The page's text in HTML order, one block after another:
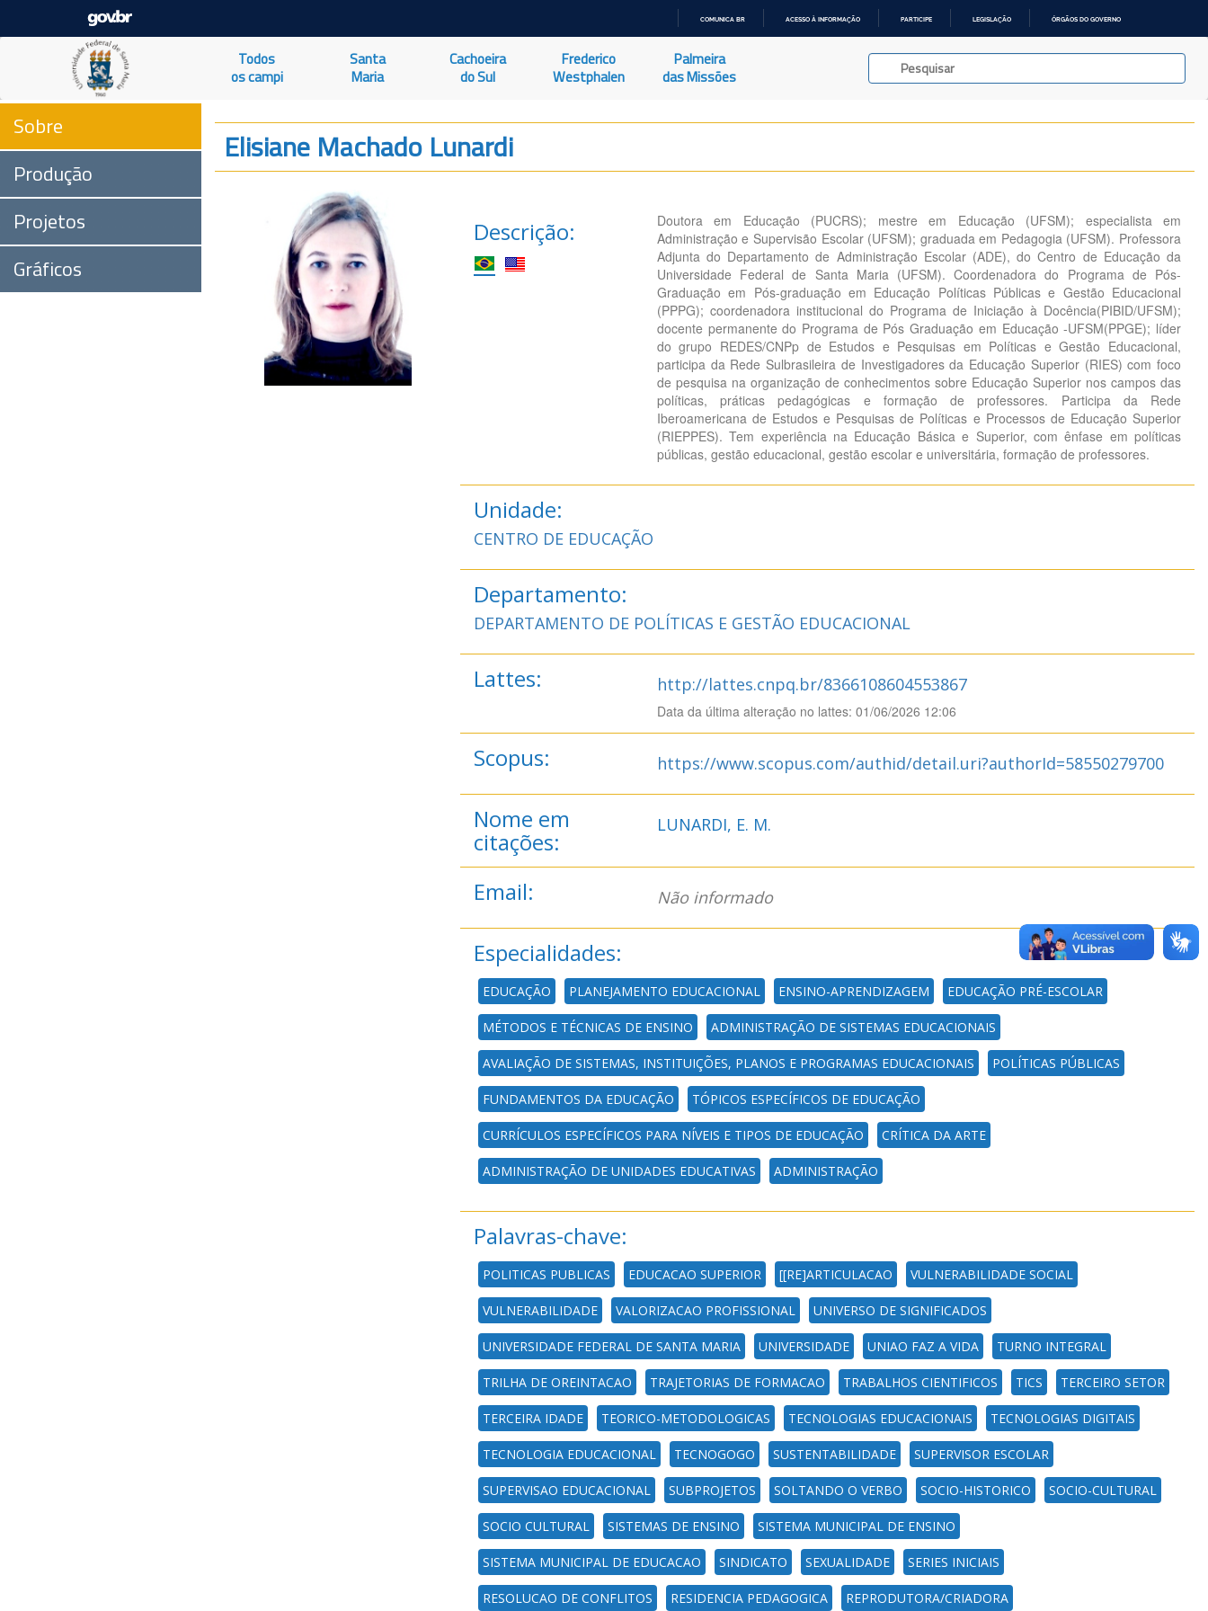
O
COMUNICA BR ACESSO À INFORMAÇÃO PARTICIPE LEGISLAÇÃO ÓRGÃOS DO GOVERNO
Todos
os campi
Santa
Maria
Cachoeira
do Sul
Frederico
Westphalen
Palmeira
das Missões
Sobre
Produção
Projetos
Gráficos
Elisiane Machado Lunardi
Descrição:
Doutora em Educação (PUCRS); mestre em Educação (UFSM); especialista em
Administração e Supervisão Escolar (UFSM); graduada em Pedagogia (UFSM). Professora
Adjunta do Departamento de Administração Escolar (ADE), do Centro de Educação da
Universidade Federal de Santa Maria (UFSM). Coordenadora do Programa de Pós-
Graduação em Pós-graduação em Educação Políticas Públicas e Gestão Educacional
(PPPG); coordenadora institucional do Programa de Iniciação à Docência(PIBID/UFSM);
docente permanente do Programa de Pós Graduação em Educação -UFSM(PPGE); líder
do grupo REDES/CNPp de Estudos e Pesquisas em Políticas e Gestão Educacional,
participa da Rede Sulbrasileira de Investigadores da Educação Superior (RIES) com foco
de pesquisa na organização de conhecimentos sobre Educação Superior nos campos das
políticas, práticas pedagógicas e formação de professores. Participa da Rede
Iberoamericana de Estudos e Pesquisas de Políticas e Processos de Educação Superior
(RIEPPES). Tem experiência na Educação Básica e Superior, com ênfase em políticas
públicas, gestão educacional, gestão escolar e universitária, formação de professores.
Unidade:
CENTRO DE EDUCAÇÃO
Departamento:
DEPARTAMENTO DE POLÍTICAS E GESTÃO EDUCACIONAL
Lattes: http://lattes.cnpq.br/8366108604553867
Data da última alteração no lattes: 01/06/2026 12:06
Scopus: https://www.scopus.com/authid/detail.uri?authorId=58550279700
Nome em
citações:
LUNARDI, E. M.
Email: Não informado
Especialidades:
EDUCAÇÃO PLANEJAMENTO EDUCACIONAL ENSINO-APRENDIZAGEM EDUCAÇÃO PRÉ-ESCOLAR
MÉTODOS E TÉCNICAS DE ENSINO ADMINISTRAÇÃO DE SISTEMAS EDUCACIONAIS
AVALIAÇÃO DE SISTEMAS, INSTITUIÇÕES, PLANOS E PROGRAMAS EDUCACIONAIS POLÍTICAS PÚBLICAS
FUNDAMENTOS DA EDUCAÇÃO TÓPICOS ESPECÍFICOS DE EDUCAÇÃO
CURRÍCULOS ESPECÍFICOS PARA NÍVEIS E TIPOS DE EDUCAÇÃO CRÍTICA DA ARTE
ADMINISTRAÇÃO DE UNIDADES EDUCATIVAS ADMINISTRAÇÃO
Palavras-chave:
POLITICAS PUBLICAS EDUCACAO SUPERIOR [[RE]ARTICULACAO VULNERABILIDADE SOCIAL
VULNERABILIDADE VALORIZACAO PROFISSIONAL UNIVERSO DE SIGNIFICADOS
UNIVERSIDADE FEDERAL DE SANTA MARIA UNIVERSIDADE UNIAO FAZ A VIDA TURNO INTEGRAL
TRILHA DE OREINTACAO TRAJETORIAS DE FORMACAO TRABALHOS CIENTIFICOS TICS TERCEIRO SETOR
TERCEIRA IDADE TEORICO-METODOLOGICAS TECNOLOGIAS EDUCACIONAIS TECNOLOGIAS DIGITAIS
TECNOLOGIA EDUCACIONAL TECNOGOGO SUSTENTABILIDADE SUPERVISOR ESCOLAR
SUPERVISAO EDUCACIONAL SUBPROJETOS SOLTANDO O VERBO SOCIO-HISTORICO SOCIO-CULTURAL
SOCIO CULTURAL SISTEMAS DE ENSINO SISTEMA MUNICIPAL DE ENSINO
SISTEMA MUNICIPAL DE EDUCACAO SINDICATO SEXUALIDADE SERIES INICIAIS
RESOLUCAO DE CONFLITOS RESIDENCIA PEDAGOGICA REPRODUTORA/CRIADORA